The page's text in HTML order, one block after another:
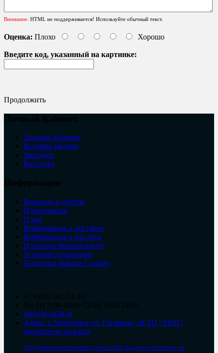
Внимание: HTML не поддерживается! Используйте обычный текст.
Оценка: Плохо Хорошо
Введите код, указанный на картинке:
Продолжить
Личный Кабинет
История заказов
Закладки
Рассылка
Вопросы и ответы
Пожаловатья
О нас
Информация о доставке
Информация о юр.лице
Политика Безопасности
Условия соглашения
Политика файлов Cookies
info@uyut34.ru
Адрес: г. Урюпинск ул. Гагарина, 28 ТЦ "УЮТ"
посмотреть на карте
Продолжая использовать наш сайт, вы даете согласие на